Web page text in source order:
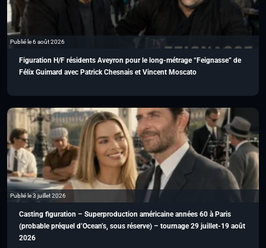
Publié le 6 août 2026
Figuration H/F résidents Aveyron pour le long-métrage “Feignasse” de
Félix Guimard avec Patrick Chesnais et Vincent Moscato
Publié le 3 juillet 2026
Casting figuration – Superproduction américaine années 60 à Paris
(probable préquel d’Ocean’s, sous réserve) – tournage 29 juillet-19 août
2026